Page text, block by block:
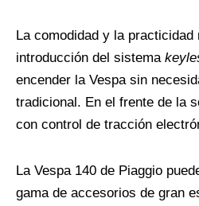
La comodidad y la practicidad
introducción del sistema
encender la Vespa sin
tradicional. En el frente de la
con control de tracción
La Vespa 140 de Piaggio
gama de accesorios de gran